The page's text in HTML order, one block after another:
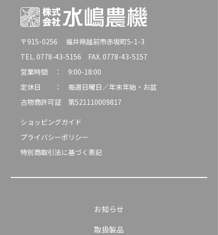
〒915-0256 福井県越前市赤坂町5-1-3
TEL. 0778-43-5156 FAX. 0778-43-5157
営業時間 ： 9:00-18:00
定休日 ： 毎週日曜日／年末年始・お盆
古物商許可証 第521110009817
ショッピングガイド
プライバシーポリシー
特別商取引法に基づく表記
お知らせ
取扱製品